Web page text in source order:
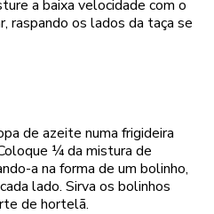
a baixa velocidade com o
raspando os lados da taça se
de azeite numa frigideira
¼ da mistura de
a na forma de um bolinho,
lado. Sirva os bolinhos
de hortelã.